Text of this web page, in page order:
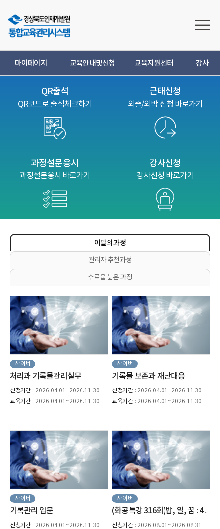
바
로
바
마이페이지 교육안내및신청 교육지원센터 강사
QR출석
QR코드로 출석체크하기
근태신청
외출/외박 신청 바로가기
과정설문응시
과정설문응시 바로가기
강사신청
강사신청 바로가기
이달의 과정
관리자 추천과정
수료율 높은 과정
사이버
처리과 기록물관리실무
신청기간: 2026.04.01~2026.11.30
교육기간: 2026.04.01~2026.11.30
사이버
기록물 보존과 재난대응
신청기간: 2026.04.01~2026.11.30
교육기간: 2026.04.01~2026.11.30
사이버
기록관리 입문
신청기간: 2026.04.01~2026.11.30
사이버
(화공특강 316회)밥, 일, 꿈 : 4차원 경영(장명국 대표)
신청기간: 2026.08.01~2026.08.31